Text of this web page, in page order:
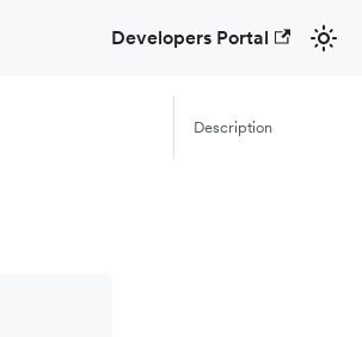
Developers Portal
Description